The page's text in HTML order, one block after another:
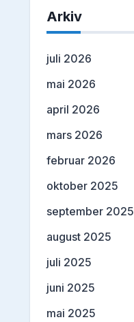
Arkiv
juli 2026
mai 2026
april 2026
mars 2026
februar 2026
oktober 2025
september 2025
august 2025
juli 2025
juni 2025
mai 2025